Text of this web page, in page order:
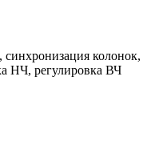
синхронизация колонок,
НЧ, регулировка ВЧ